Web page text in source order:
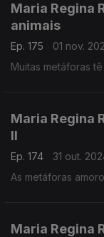
Maria Regina
animais
Ep. 175
01 nov.
Maria Regina
II
Ep. 174
31 out.
As metáforas
Maria Regina